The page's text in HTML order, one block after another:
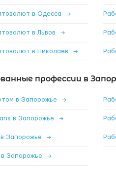
в Одесса →
в Львов →
в Николаев →
профессии в
в Запорожье →
в Запорожье →
Запорожье →
Запорожье →